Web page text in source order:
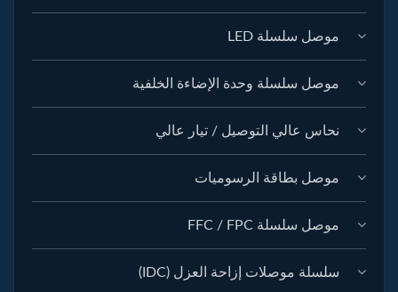
موصل سلسلة LED
موصل سلسلة وحدة الإضاءة الخلفية
نحاس عالي التوصيل / تيار عالي
موصل بطاقة الرسوميات
موصل سلسلة FFC / FPC
سلسلة موصلات إزاحة العزل (IDC)